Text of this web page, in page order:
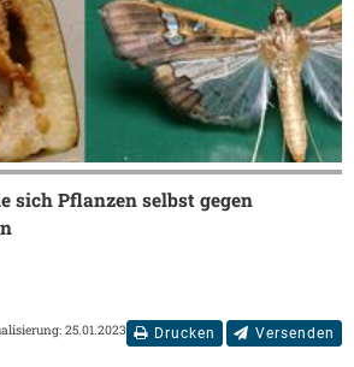
sich Pflanzen selbst gegen
Drucken Versenden
25.01.2023